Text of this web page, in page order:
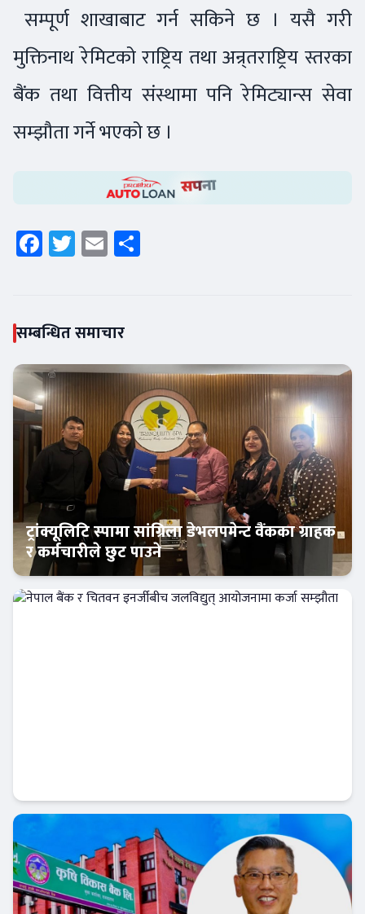
सम्पूर्ण शाखाबाट गर्न सकिने छ । यसै गरी
मुक्तिनाथ रेमिटको राष्ट्रिय तथा अन्र्तराष्ट्रिय स्तरका
बैंक तथा वित्तीय संस्थामा पनि रेमिट्यान्स सेवा
सम्झौता गर्ने भएको छ ।
Facebook
Twitter
Email
सम्बन्धित समाचार
बैंक-वित्त
ट्रांक्यूलिटि स्पामा सांग्रिला डेभलपमेन्ट वैंकका ग्राहक
र कर्मचारीले छुट पाउने
बैंक-वित्त